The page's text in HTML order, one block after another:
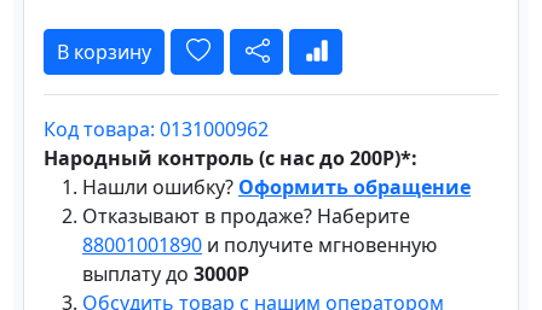
В корзину
Код товара: 0131000962
Народный контроль (с нас до 200Р)*:
Нашли ошибку? Оформить обращение
Отказывают в продаже? Наберите
88001001890 и получите мгновенную
выплату до 3000Р
Обсудить товар с нашим оператором